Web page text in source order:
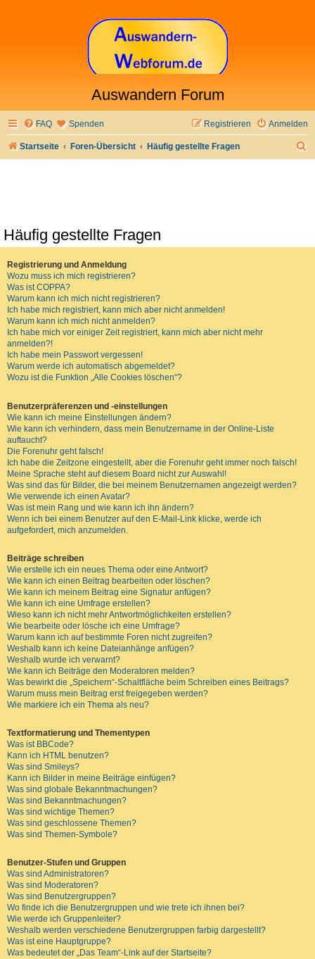
Auswandern Forum
FAQ Spenden Anmelden
Registrieren
Startseite Foren-Übersicht Häufig gestellte Fragen
Häufig gestellte Fragen
Registrierung und Anmeldung
Wozu muss ich mich registrieren?
Was ist COPPA?
Warum kann ich mich nicht registrieren?
Ich habe mich registriert, kann mich aber nicht anmelden!
Warum kann ich mich nicht anmelden?
Ich habe mich vor einiger Zeit registriert, kann mich aber nicht mehr
anmelden?!
Ich habe mein Passwort vergessen!
Warum werde ich automatisch abgemeldet?
Wozu ist die Funktion „Alle Cookies löschen“?
Benutzerpräferenzen und -einstellungen
Wie kann ich meine Einstellungen ändern?
Wie kann ich verhindern, dass mein Benutzername in der Online-Liste
auftaucht?
Die Forenuhr geht falsch!
Ich habe die Zeitzone eingestellt, aber die Forenuhr geht immer noch falsch!
Meine Sprache steht auf diesem Board nicht zur Auswahl!
Was sind das für Bilder, die bei meinem Benutzernamen angezeigt werden?
Wie verwende ich einen Avatar?
Was ist mein Rang und wie kann ich ihn ändern?
Wenn ich bei einem Benutzer auf den E-Mail-Link klicke, werde ich
aufgefordert, mich anzumelden.
Beiträge schreiben
Wie erstelle ich ein neues Thema oder eine Antwort?
Wie kann ich einen Beitrag bearbeiten oder löschen?
Wie kann ich meinem Beitrag eine Signatur anfügen?
Wie kann ich eine Umfrage erstellen?
Wieso kann ich nicht mehr Antwortmöglichkeiten erstellen?
Wie bearbeite oder lösche ich eine Umfrage?
Warum kann ich auf bestimmte Foren nicht zugreifen?
Weshalb kann ich keine Dateianhänge anfügen?
Weshalb wurde ich verwarnt?
Wie kann ich Beiträge den Moderatoren melden?
Was bewirkt die „Speichern“-Schaltfläche beim Schreiben eines Beitrags?
Warum muss mein Beitrag erst freigegeben werden?
Wie markiere ich ein Thema als neu?
Textformatierung und Thementypen
Was ist BBCode?
Kann ich HTML benutzen?
Was sind Smileys?
Kann ich Bilder in meine Beiträge einfügen?
Was sind globale Bekanntmachungen?
Was sind Bekanntmachungen?
Was sind wichtige Themen?
Was sind geschlossene Themen?
Was sind Themen-Symbole?
Benutzer-Stufen und Gruppen
Was sind Administratoren?
Was sind Moderatoren?
Was sind Benutzergruppen?
Wo finde ich die Benutzergruppen und wie trete ich ihnen bei?
Wie werde ich Gruppenleiter?
Weshalb werden verschiedene Benutzergruppen farbig dargestellt?
Was ist eine Hauptgruppe?
Was bedeutet der „Das Team“-Link auf der Startseite?